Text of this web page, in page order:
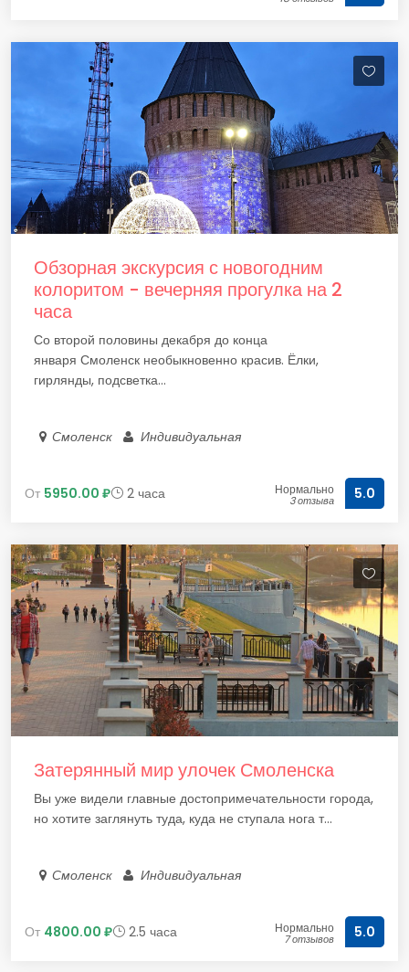
Обзорная экскурсия с новогодним
колоритом - вечерняя прогулка на 2
часа
Со второй половины декабря до конца
января Смоленск необыкновенно красив. Ёлки,
гирлянды, подсветка...
Смоленск Индивидуальная
От 5950.00 ₽ 2 часа Нормально
3 отзыва 5.0
Затерянный мир улочек Смоленска
Вы уже видели главные достопримечательности города,
но хотите заглянуть туда, куда не ступала нога т...
Смоленск Индивидуальная
От 4800.00 ₽ 2.5 часа Нормально
7 отзывов 5.0